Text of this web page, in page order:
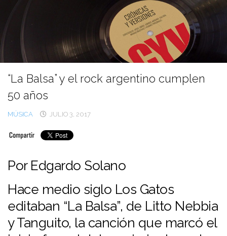
contenido
“La Balsa” y el rock argentino cumplen
50 años
MÚSICA JULIO 3, 2017
Por Edgardo Solano
Hace medio siglo Los Gatos
editaban “La Balsa”, de Litto Nebbia
y Tanguito, la canción que marcó el